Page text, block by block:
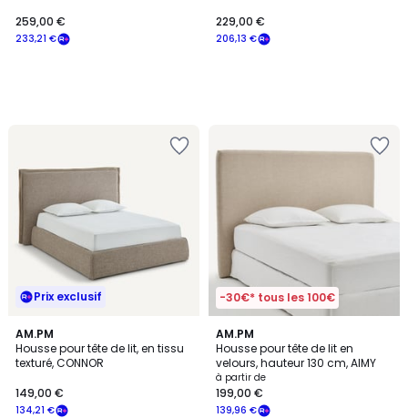
233,21 €
259,00 €
206,13 €
229,00 €
Prix exclusif
AM.PM
Housse pour tête de lit, en tissu
texturé, CONNOR
134,21 €
149,00 €
-30€* tous les 100€
AM.PM
Housse pour tête de lit en
velours, hauteur 130 cm, AIMY
à partir de
139,96 €
199,00 €